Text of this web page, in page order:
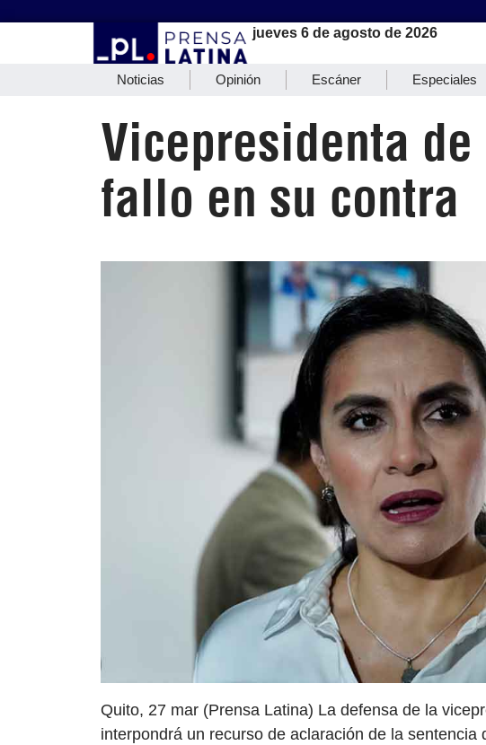
jueves 6 de agosto de 2026
Noticias Opinión Escáner Especiales
Vicepresidenta
fallo en su contra
Quito, 27 mar (Prensa Latina) La defensa de la
interpondrá un recurso de aclaración de la sentencia